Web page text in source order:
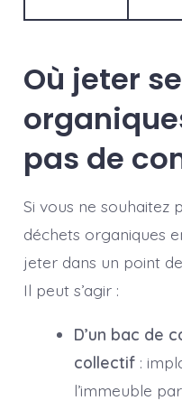
Où jeter
pas de
Si vous ne souhaitez
déchets organiques
jeter dans un point
Il peut s’agir :
D’un bac de
collectif:
l’immeuble